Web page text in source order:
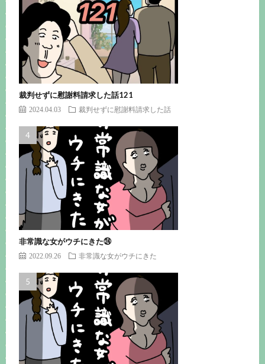
裁判せずに慰謝料請求した話121
2024.04.03 裁判せずに慰謝料請求した話
非常識な女がウチにきた㉔
2022.09.26 非常識な女がウチにきた